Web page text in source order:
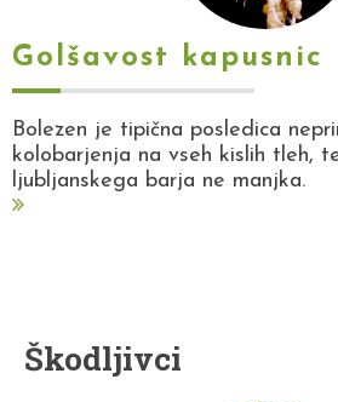
Golšavost kapusnic
Bolezen je tipična posledica
kolobarjenja na vseh kislih tleh,
ljubljanskega barja ne manjka.
Škodljivci